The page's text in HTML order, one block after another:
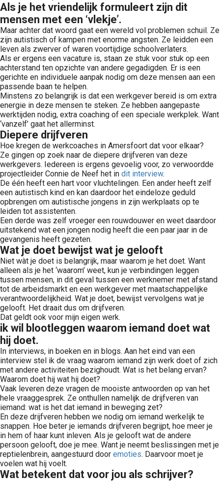
Als je het vriendelijk formuleert zijn dit
mensen met een ‘vlekje’.
Maar achter dat woord gaat een wereld vol problemen schuil. Ze
zijn autistisch of kampen met enorme angsten. Ze leidden een
leven als zwerver of waren voortijdige schoolverlaters.
Als er ergens een vacature is, staan ze stuk voor stuk op een
achterstand ten opzichte van andere gegadigden. Er is een
gerichte en individuele aanpak nodig om deze mensen aan een
passende baan te helpen.
Minstens zo belangrijk is dat een werkgever bereid is om extra
energie in deze mensen te steken. Ze hebben aangepaste
werktijden nodig, extra coaching of een speciale werkplek. Want
‘vanzelf’ gaat het allerminst.
Diepere drijfveren
Hoe kregen de werkcoaches in Amersfoort dat voor elkaar?
Ze gingen op zoek naar de diepere drijfveren van deze
werkgevers. Iedereen is ergens gevoelig voor, zo verwoordde
projectleider Connie de Neef het in dit interview.
De één heeft een hart voor vluchtelingen. Een ander heeft zelf
een autistisch kind en kan daardoor het eindeloze geduld
opbrengen om autistische jongens in zijn werkplaats op te
leiden tot assistenten.
Een derde was zelf vroeger een rouwdouwer en weet daardoor
uitstekend wat een jongen nodig heeft die een paar jaar in de
gevangenis heeft gezeten.
Wat je doet bewijst wat je gelooft
Niet wàt je doet is belangrijk, maar waarom je het doet. Want
alleen als je het ‘waarom’ weet, kun je verbindingen leggen
tussen mensen, in dit geval tussen een werknemer met afstand
tot de arbeidsmarkt en een werkgever met maatschappelijke
verantwoordelijkheid. Wat je doet, bewijst vervolgens wat je
gelooft. Het draait dus om drijfveren.
Dat geldt ook voor mijn eigen werk.
ik wil blootleggen waarom iemand doet wat
hij doet.
In interviews, in boeken en in blogs. Aan het eind van een
interview stel ik de vraag waarom iemand zijn werk doet of zich
met andere activiteiten bezighoudt. Wat is het belang ervan?
Waarom doet hij wat hij doet?
Vaak leveren deze vragen de mooiste antwoorden op van het
hele vraaggesprek. Ze onthullen namelijk de drijfveren van
iemand: wat is het dat iemand in beweging zet?
En deze drijfveren hebben we nodig om iemand werkelijk te
snappen. Hoe beter je iemands drijfveren begrijpt, hoe meer je
in hem of haar kunt inleven. Als je gelooft wat de andere
persoon gelooft, doe je mee. Want je neemt beslissingen met je
reptielenbrein, aangestuurd door emoties. Daarvoor moet je
voelen wat hij voelt.
Wat betekent dat voor jou als schrijver?